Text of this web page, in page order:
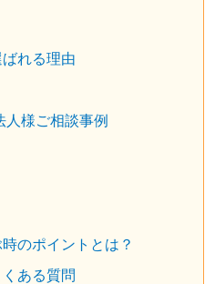
れる理由
人様ご相談事例
のポイントとは？
ある質問